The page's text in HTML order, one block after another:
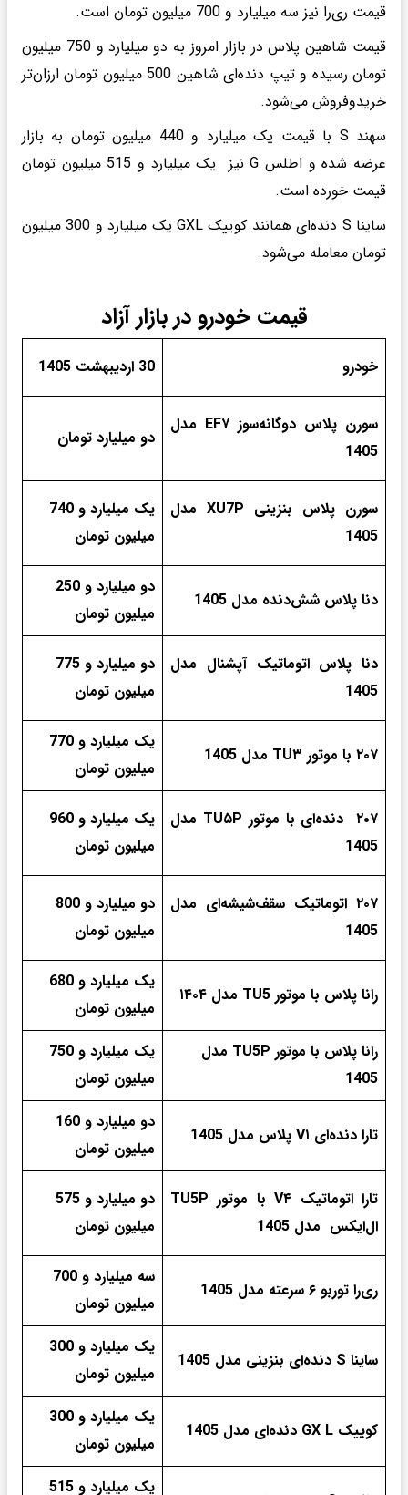
قیمت ری‌را نیز سه میلیارد و 700 میلیون تومان است.
قیمت شاهین پلاس در بازار امروز به دو میلیارد و 750 میلیون
تومان رسیده و تیپ دنده‌ای شاهین 500 میلیون تومان ارزان‌تر
خریدوفروش می‌شود.
سهند S با قیمت یک میلیارد و 440 میلیون تومان به بازار
عرضه شده و اطلس G نیز یک میلیارد و 515 میلیون تومان
قیمت خورده است.
ساینا S دنده‌ای همانند کوییک GXL یک میلیارد و 300 میلیون
تومان معامله می‌شود.
قیمت خودرو در بازار آزاد
خودرو 30 اردیبهشت 1405
سورن پلاس دوگانه‌سوز EF۷ مدل
1405
دو میلیارد تومان
سورن پلاس بنزینی XU7P مدل
1405
یک میلیارد و 740
میلیون تومان
دنا پلاس شش‌دنده‌‌ مدل 1405
دو میلیارد و 250
میلیون تومان
دنا پلاس اتوماتیک آپشنال مدل
1405
دو میلیارد و 775
میلیون تومان
۲۰۷ با موتور TU۳ مدل 1405
یک میلیارد و 770
میلیون تومان
۲۰۷ دنده‌ای با موتور TU۵P مدل
1405
یک میلیارد و 960
میلیون تومان
۲۰۷ اتوماتیک سقف‌شیشه‌ای مدل
1405
دو میلیارد و 800
میلیون تومان
رانا پلاس با موتور TU5 مدل ۱۴۰۴
یک میلیارد و 680
میلیون تومان
رانا پلاس با موتور TU5P مدل
1405
یک میلیارد و 750
میلیون تومان
تارا دنده‌ای V۱ پلاس مدل 1405
دو میلیارد و 160
میلیون تومان
تارا اتوماتیک V۴ با موتور TU5P
ال‌ایکس مدل 1405
دو میلیارد و 575
میلیون تومان
ری‌را توربو ۶ سرعته مدل 1405
سه میلیارد و 700
میلیون تومان
ساینا S دنده‌ای بنزینی مدل 1405
یک میلیارد و 300
میلیون تومان
کوییک GX L دنده‌ای مدل 1405
یک میلیارد و 300
میلیون تومان
یک میلیارد و 515